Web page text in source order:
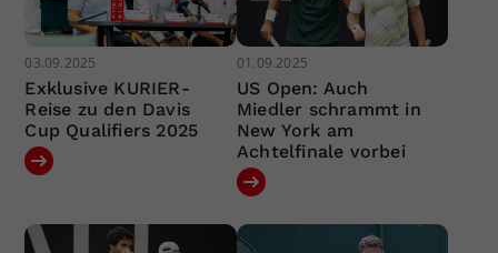
03.09.2025
Exklusive KURIER-
Reise zu den Davis
Cup Qualifiers 2025
01.09.2025
US Open: Auch
Miedler schrammt in
New York am
Achtelfinale vorbei